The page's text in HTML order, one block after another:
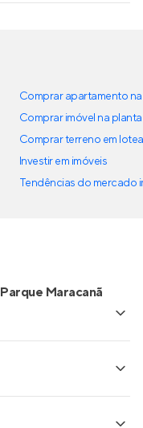
Comprar apartamento
Comprar imóvel na planta
Comprar terreno em
Investir em imóveis
Tendências do mercado
Parque Maracanã